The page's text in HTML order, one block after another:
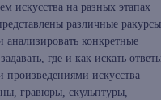
искусства на разных этапах
различные
конкретные
где и как искать
искусства
гравюры, скульптуры,